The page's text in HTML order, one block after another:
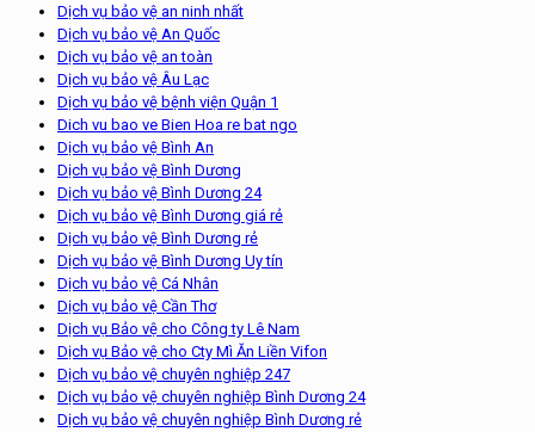
Dịch vụ bảo vệ an ninh nhất
Dịch vụ bảo vệ An Quốc
Dịch vụ bảo vệ an toàn
Dịch vụ bảo vệ Âu Lạc
Dịch vụ bảo vệ bệnh viện Quận 1
Dich vu bao ve Bien Hoa re bat ngo
Dịch vụ bảo vệ Bình An
Dịch vụ bảo vệ Bình Dương
Dịch vụ bảo vệ Bình Dương 24
Dịch vụ bảo vệ Bình Dương giá rẻ
Dịch vụ bảo vệ Bình Dương rẻ
Dịch vụ bảo vệ Bình Dương Uy tín
Dịch vụ bảo vệ Cá Nhân
Dịch vụ bảo vệ Cần Thơ
Dịch vụ Bảo vệ cho Công ty Lê Nam
Dịch vụ Bảo vệ cho Cty Mì Ăn Liền Vifon
Dịch vụ bảo vệ chuyên nghiệp 247
Dịch vụ bảo vệ chuyên nghiệp Bình Dương 24
Dịch vụ bảo vệ chuyên nghiệp Bình Dương rẻ